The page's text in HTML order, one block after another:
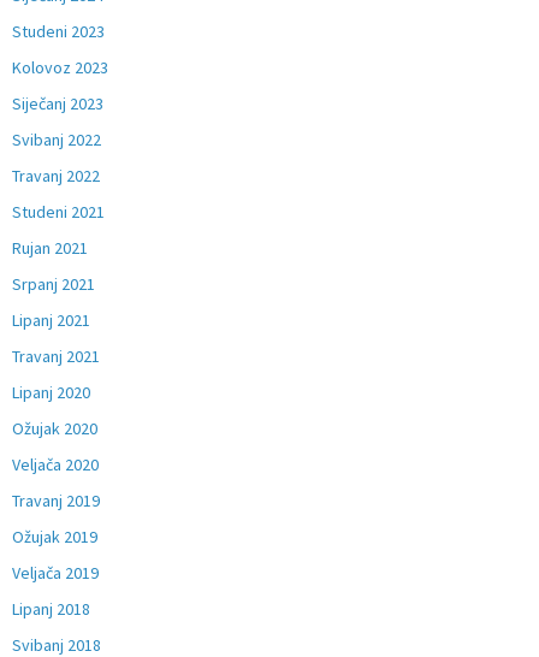
Studeni 2023
Kolovoz 2023
Siječanj 2023
Svibanj 2022
Travanj 2022
Studeni 2021
Rujan 2021
Srpanj 2021
Lipanj 2021
Travanj 2021
Lipanj 2020
Ožujak 2020
Veljača 2020
Travanj 2019
Ožujak 2019
Veljača 2019
Lipanj 2018
Svibanj 2018